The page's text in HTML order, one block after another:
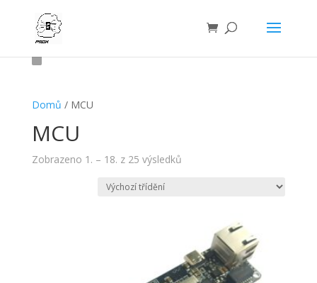
Domů / MCU
MCU
Zobrazeno 1. – 18. z 25 výsledků